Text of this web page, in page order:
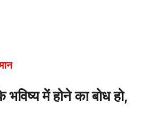
में होने का बोध हो,